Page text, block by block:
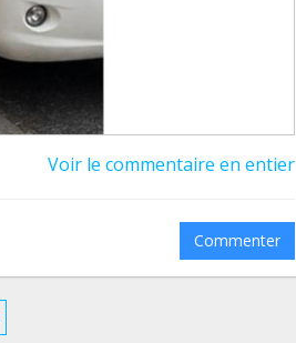
Voir le commentaire en entier
Commenter